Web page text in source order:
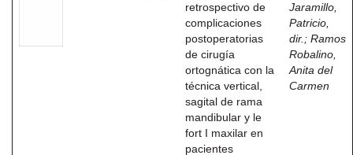
retrospectivo de
complicaciones
postoperatorias
de cirugía
ortognática con la
técnica vertical,
sagital de rama
mandibular y le
fort I maxilar en
pacientes
Jaramillo,
Patricio,
dir. ; Ramos
Robalino,
Anita del
Carmen